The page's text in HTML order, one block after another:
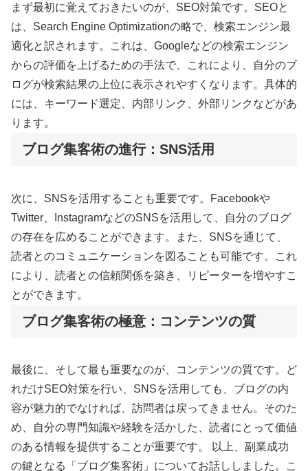
まず最初に覚えておきたいのが、SEO対策です。SEOと
は、Search Engine Optimizationの略で、検索エンジン最
適化と訳されます。これは、Googleなどの検索エンジン
からの評価を上げるための手法で、これにより、自分のブ
ログが検索結果の上位に表示されやすくなります。具体的
には、キーワード選定、内部リンク、外部リンクなどがあ
ります。
ブログ集客術の進行：SNS活用
次に、SNSを活用することも重要です。Facebookや
Twitter、InstagramなどのSNSを活用して、自分のブログ
の存在を広めることができます。また、SNSを通じて、
読者とのコミュニケーションを図ることも可能です。これ
により、読者との信頼関係を築き、リピーターを増やすこ
とができます。
ブログ集客術の極意：コンテンツの質
最後に、そして最も重要なのが、コンテンツの質です。ど
れだけSEO対策を行い、SNSを活用しても、ブログの内
容が魅力的でなければ、訪問者は戻ってきません。そのた
め、自分の専門知識や経験を活かした、読者にとって価値
のある情報を提供することが重要です。 以上、副業成功
の鍵となる「ブログ集客術」についてお話ししました。こ